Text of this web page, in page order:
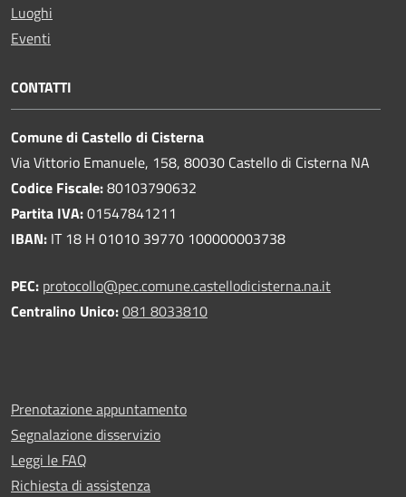
Luoghi
Eventi
CONTATTI
Comune di Castello di Cisterna
Via Vittorio Emanuele, 158, 80030 Castello di Cisterna NA
Codice Fiscale:80103790632
Partita IVA:01547841211
IBAN: IT 18 H 01010 39770 100000003738
PEC: protocollo@pec.comune.castellodicisterna.na.it
Centralino Unico:081 8033810
Prenotazione appuntamento
Segnalazione disservizio
Leggi le FAQ
Richiesta di assistenza